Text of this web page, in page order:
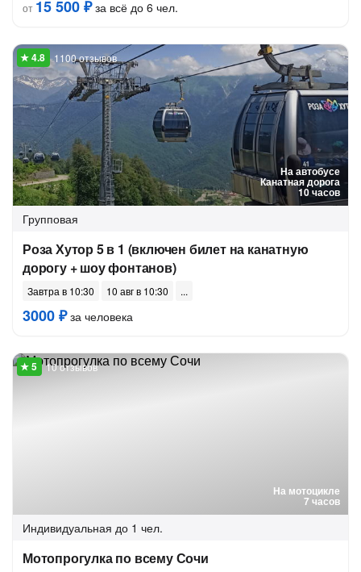
от 15 500 ₽за всё до 6 чел.
На автобусе
Канатная дорога
10 часов
1100 отзывов
Групповая
Роза Хутор 5 в 1 (включен билет на канатную
дорогу + шоу фонтанов)
Завтра в 10:30 10 авг в 10:30
3000 ₽за человека
На мотоцикле
7 часов
10 отзывов
Индивидуальная до 1 чел.
Мотопрогулка по всему Сочи